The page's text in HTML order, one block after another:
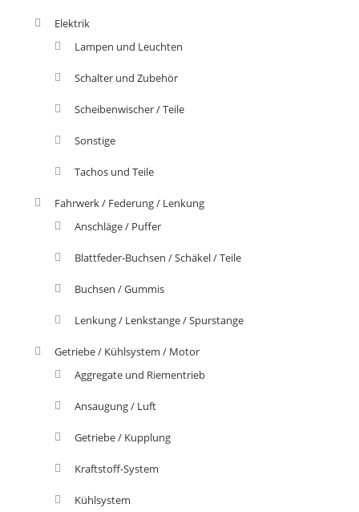
Elektrik
Lampen und Leuchten
Schalter und Zubehör
Scheibenwischer / Teile
Sonstige
Tachos und Teile
Fahrwerk / Federung / Lenkung
Anschläge / Puffer
Blattfeder-Buchsen / Schäkel / Teile
Buchsen / Gummis
Lenkung / Lenkstange / Spurstange
Getriebe / Kühlsystem / Motor
Aggregate und Riementrieb
Ansaugung / Luft
Getriebe / Kupplung
Kraftstoff-System
Kühlsystem